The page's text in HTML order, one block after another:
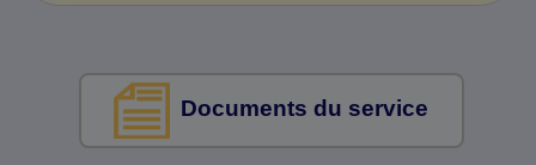
Documents du service